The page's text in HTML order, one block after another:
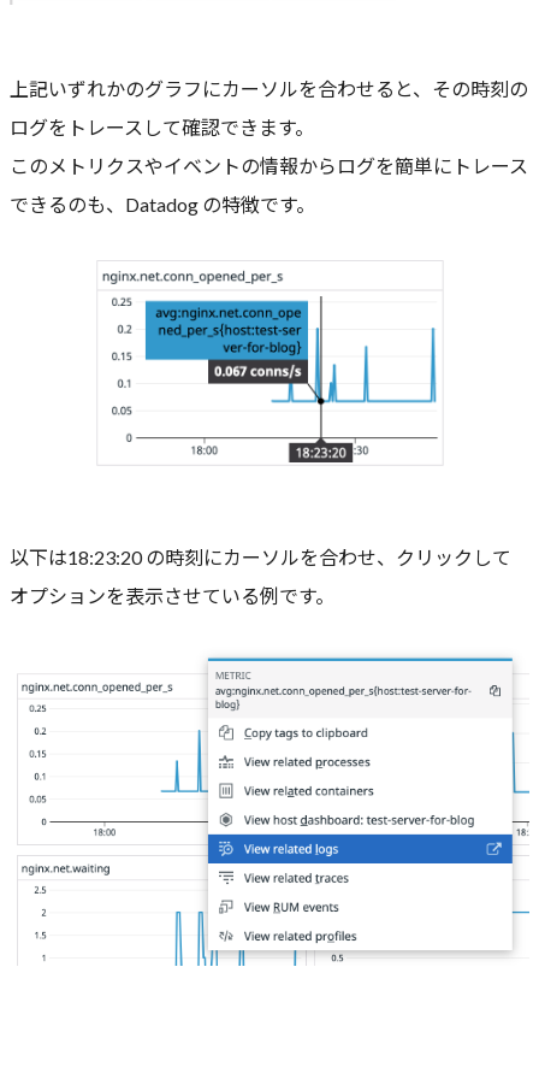
上記いずれかのグラフにカーソルを合わせると、その時刻の
ログをトレースして確認できます。
このメトリクスやイベントの情報からログを簡単にトレース
できるのも、Datadog の特徴です。
以下は18:23:20 の時刻にカーソルを合わせ、クリックして
オプションを表示させている例です。